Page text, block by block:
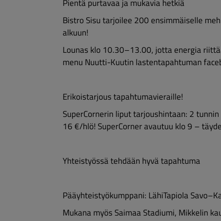
Pientä purtavaa ja mukavia hetkiä
Bistro Sisu tarjoilee 200 ensimmäiselle
alkuun!
Lounas klo 10.30–13.00, jotta energia
menu Nuutti-Kuutin lastentapahtuman
Erikoistarjous tapahtumavieraille!
SuperCornerin liput tarjoushintaan: 2
16 €/hlö! SuperCorner avautuu klo 9 –
Yhteistyössä tehdään hyvä tapahtuma
Pääyhteistyökumppani: LähiTapiola
Mukana myös Saimaa Stadiumi, Mikkelin